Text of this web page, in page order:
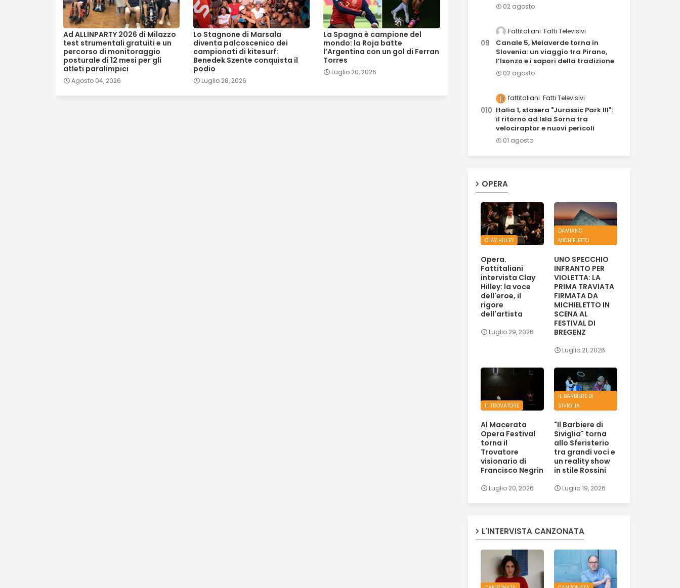
Ad ALLINPARTY 2026 di Milazzo
test strumentali gratuiti e un
percorso di monitoraggio
posturale di 12 mesi per gli
atleti paralimpici
Agosto 04, 2026
Lo Stagnone di Marsala
diventa palcoscenico dei
campionati di kitesurf:
Benedek Szente conquista il
podio
Luglio 28, 2026
La Spagna è campione del
mondo: la Roja batte
l’Argentina con un gol di Ferran
Torres
Luglio 20, 2026
02 agosto
Fattitaliani Fatti Televisivi
Canale 5, Melaverde torna in
Slovenia: un viaggio tra Pirano,
l’Isonzo e i sapori della tradizione
02 agosto
fattitaliani Fatti Televisivi
Italia 1, stasera "Jurassic Park III":
il ritorno ad Isla Sorna tra
velociraptor e nuovi pericoli
01 agosto
OPERA
CLAY HILLEY
Opera.
Fattitaliani
intervista Clay
Hilley: la voce
dell'eroe, il
rigore
dell'artista
Luglio 29, 2026
DAMIANO
MICHIELETTO
UNO SPECCHIO
INFRANTO PER
VIOLETTA: LA
PRIMA TRAVIATA
FIRMATA DA
MICHIELETTO IN
SCENA AL
FESTIVAL DI
BREGENZ
Luglio 21, 2026
IL TROVATORE
Al Macerata
Opera Festival
torna il
Trovatore
visionario di
Francisco Negrin
Luglio 20, 2026
IL BARBIERE DI
SIVIGLIA
"Il Barbiere di
Siviglia" torna
allo Sferisterio
tra grandi voci e
un reality show
in stile Rossini
Luglio 19, 2026
L'INTERVISTA CANZONATA